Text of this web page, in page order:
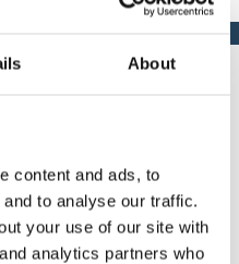
About
content and ads, to
to analyse our traffic.
your use of our site with
analytics partners who